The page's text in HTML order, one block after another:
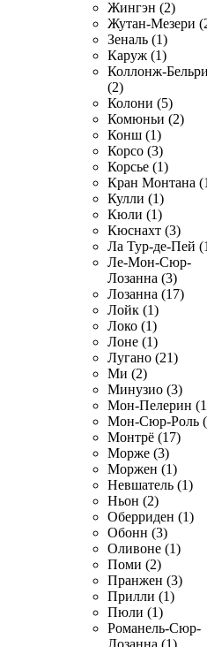
Жингэн (2)
Жутан-Мезери
Зеналь (1)
Каруж (1)
Коллонж-
(2)
Колони (5)
Комюньи (2)
Конш (1)
Корсо (3)
Корсье (1)
Кран Монтана
Кулли (1)
Кюли (1)
Кюснахт (3)
Ла Тур-де-Пей
Ле-Мон-Сюр-
Лозанна (3)
Лозанна (17)
Лойк (1)
Локо (1)
Лоне (1)
Лугано (21)
Ми (2)
Минузио (3)
Мон-Пелерин
Мон-Сюр-Роль
Монтрё (17)
Морже (3)
Моржен (1)
Невшатель (1)
Ньон (2)
Оберриден (1)
Обонн (3)
Оливоне (1)
Поми (2)
Пранжен (3)
Прилли (1)
Пюли (1)
Романель-Сюр-
Лозанна (1)